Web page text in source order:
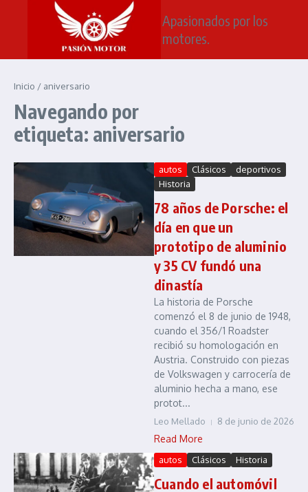
Saltar al contenido
Apasionados por los
motores.
Inicio / aniversario
Navegando por
etiqueta: aniversario
autos Clásicos
deportivos
Historia
78 años de Porsche: el
día en que un
prototipo de aluminio
y 35 CV fundó una
dinastía
La historia de Porsche
comenzó el 8 de junio de 1948,
cuando el 356/1 Roadster
recibió su homologación en
Austria. Construido con piezas
de Volkswagen y carrocería de
aluminio hecha a mano, ese
protot...
Leo Mellado 8 de junio de 2026
Read More
autos Clásicos Historia
Cuando el automóvil